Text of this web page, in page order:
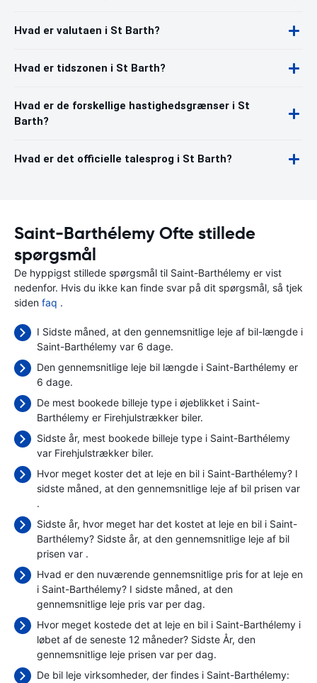
Hvad er valutaen i St Barth?
Hvad er tidszonen i St Barth?
Hvad er de forskellige hastighedsgrænser i St
Barth?
Hvad er det officielle talesprog i St Barth?
Saint-Barthélemy Ofte stillede
spørgsmål
De hyppigst stillede spørgsmål til Saint-Barthélemy er vist
nedenfor. Hvis du ikke kan finde svar på dit spørgsmål, så tjek
siden faq .
I Sidste måned, at den gennemsnitlige leje af bil-længde i
Saint-Barthélemy var 6 dage.
Den gennemsnitlige leje bil længde i Saint-Barthélemy er
6 dage.
De mest bookede billeje type i øjeblikket i Saint-
Barthélemy er Firehjulstrækker biler.
Sidste år, mest bookede billeje type i Saint-Barthélemy
var Firehjulstrækker biler.
Hvor meget koster det at leje en bil i Saint-Barthélemy? I
sidste måned, at den gennemsnitlige leje af bil prisen var
.
Sidste år, hvor meget har det kostet at leje en bil i Saint-
Barthélemy? Sidste år, at den gennemsnitlige leje af bil
prisen var .
Hvad er den nuværende gennemsnitlige pris for at leje en
i Saint-Barthélemy? I sidste måned, at den
gennemsnitlige leje pris var per dag.
Hvor meget kostede det at leje en bil i Saint-Barthélemy i
løbet af de seneste 12 måneder? Sidste År, den
gennemsnitlige leje prisen var per dag.
De bil leje virksomheder, der findes i Saint-Barthélemy: